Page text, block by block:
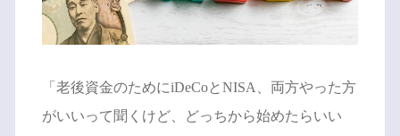
「老後資金のためにiDeCoとNISA、両方やった方
がいいって聞くけど、どっちから始めたらいい